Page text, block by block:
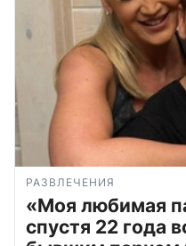
РАЗВЛЕЧЕНИЯ
«Моя любимая
спустя 22 года